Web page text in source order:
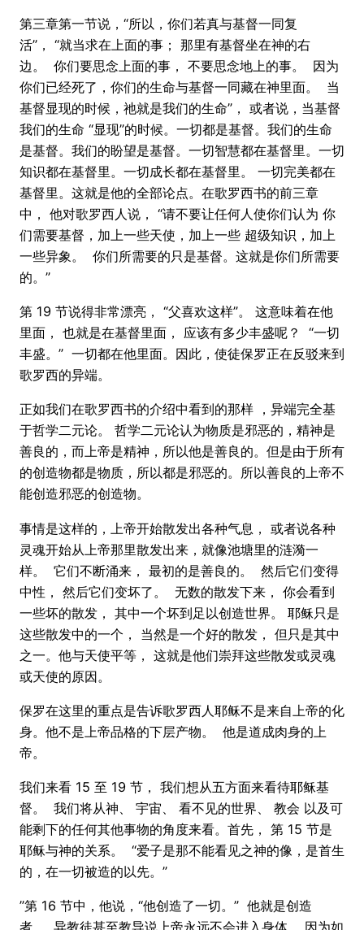
第三章第一节说，“所以，你们若真与基督一同复
活”， “就当求在上面的事； 那里有基督坐在神的右
边。 你们要思念上面的事， 不要思念地上的事。 因为
你们已经死了，你们的生命与基督一同藏在神里面。 当
基督显现的时候，祂就是我们的生命”， 或者说，当基督
我们的生命 “显现”的时候。一切都是基督。我们的生命
是基督。我们的盼望是基督。一切智慧都在基督里。一切
知识都在基督里。一切成长都在基督里。 一切完美都在
基督里。这就是他的全部论点。在歌罗西书的前三章
中， 他对歌罗西人说， “请不要让任何人使你们认为 你
们需要基督，加上一些天使，加上一些 超级知识，加上
一些异象。 你们所需要的只是基督。这就是你们所需要
的。”
第 19 节说得非常漂亮， “父喜欢这样”。 这意味着在他
里面， 也就是在基督里面， 应该有多少丰盛呢？ “一切
丰盛。” 一切都在他里面。因此，使徒保罗正在反驳来到
歌罗西的异端。
正如我们在歌罗西书的介绍中看到的那样 ，异端完全基
于哲学二元论。 哲学二元论认为物质是邪恶的，精神是
善良的，而上帝是精神，所以他是善良的。但是由于所有
的创造物都是物质，所以都是邪恶的。所以善良的上帝不
能创造邪恶的创造物。
事情是这样的，上帝开始散发​​出各种气息， 或者说各种
灵魂开始从上帝那里散发出来，就像池塘里的涟漪一
样。 它们不断涌来， 最初的是善良的。 然后它们变得
中性， 然后它们变坏了。 无数的散发下来， 你会看到
一些坏的散发， 其中一个坏到足以创造世界。 耶稣只是
这些散发中的一个， 当然是一个好的散发， 但只是其中
之一。他与天使平等， 这就是他们崇拜这些散发或灵魂
或天使的原因。
保罗在这里的重点是告诉歌罗西人耶稣不是来自上帝的化
身。他不是上帝品格的下层产物。 他是道成肉身的上
帝。
我们来看 15 至 19 节， 我们想从五方面来看待耶稣基
督。 我们将从神、 宇宙、 看不见的世界、 教会 以及可
能剩下的任何其他事物的角度来看。首先， 第 15 节是
耶稣与神的关系。 “爱子是那不能看见之神的像，是首生
的，在一切被造的以先。”
”第 16 节中，他说，“他创造了一切。” 他就是创造